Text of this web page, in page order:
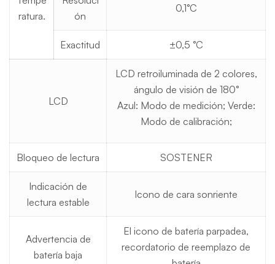
ratura.
ón
0,1°C
Exactitud ±0,5 °C
LCD
LCD retroiluminada de 2 colores,
ángulo de visión de 180°
Azul: Modo de medición; Verde:
Modo de calibración;
Bloqueo de lectura SOSTENER
Indicación de
lectura estable
Icono de cara sonriente
Advertencia de
batería baja
El icono de batería parpadea,
recordatorio de reemplazo de